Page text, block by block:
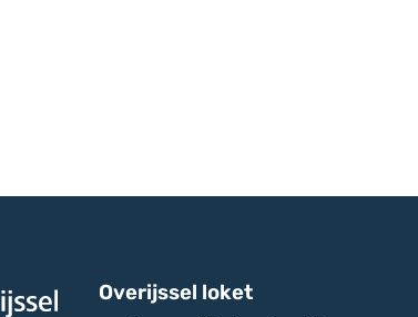
Overijssel loket